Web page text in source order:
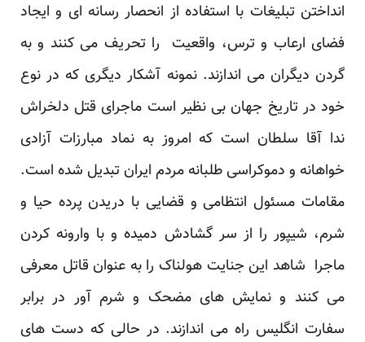
انداختن تبلیغات با استفاده از انحصار رسانه ای و ایجاد
فضای ارعاب و ترس، واقعیت را تحریف می کنند و به
گردن دیگران می اندازند. نمونه آشکار دیگری که در نوع
خود در تاریخ جهان بی نظیر است ماجرای قتل دلخراش
ندا آقا سلطان است که امروز به نماد مبارزات آزادی
خواهانه و دموکراسی طلبانه مردم ایران تبدیل شده است.
مقامات مسئول انتظامی و قضایی با دریدن پرده حیا و
شرم، شیپور را از سر گشادش دمیده و با وارونه کردن
ماجرا شاهد این جنایت هولناک را به عنوان قاتل معرفی
می کنند و نمایش های مضحک و شرم آور در برابر
سفارت انگلیس راه می اندازند. در حالی که دست های